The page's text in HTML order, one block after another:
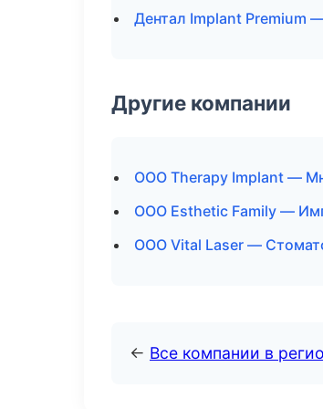
Дентал Implant Premium
Другие компании
ООО Therapy Implant —
ООО Esthetic Family —
ООО Vital Laser —
← Все компании в